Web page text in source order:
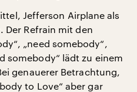
Jefferson Airplane als
Der Refrain mit den
„need somebody“,
somebody“ lädt zu einem
genauerer Betrachtung,
to Love“ aber gar